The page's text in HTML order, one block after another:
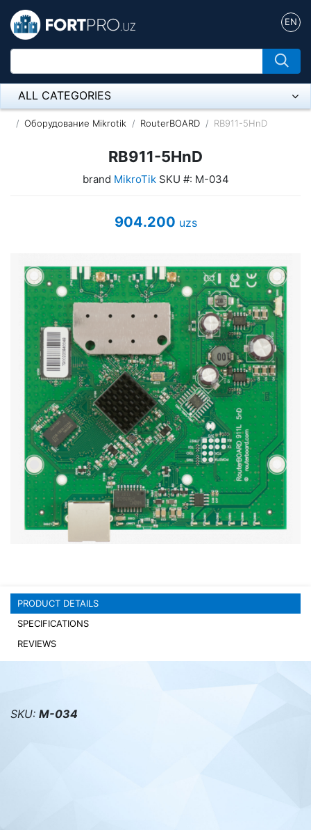
EN
ALL CATEGORIES
Микрофон
Напольные розетки
Оборудование Mikrotik
ADSL, Wan / Lan Routers, Wi-Fi
IP Telephony
Stereo systems
Server equipment
UPS Uninterruptible Power Supply
Headphones
Mouses and keybords
Cooling systems
Server equipment
Video conferencing
Video surveillance
PC
PC components
Оборудование Mikrotik RouterBOARD RB911-5HnD
RB911-5HnD
brand MikroTik SKU #: M-034
904.200 uzs
PRODUCT DETAILS
SPECIFICATIONS
REVIEWS
SKU: M-034